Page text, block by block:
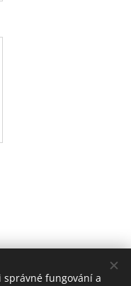
správné fungování a